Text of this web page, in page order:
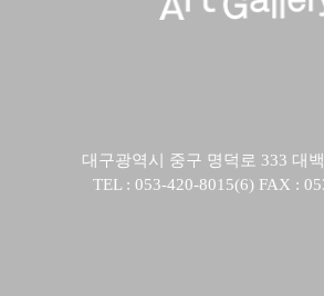
대구광역시 중구 명덕로 333 대
TEL : 053-420-8015(6) FAX :